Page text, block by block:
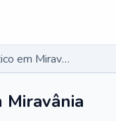
Cirurgião Plástico em Miravânia - MG
Miravânia